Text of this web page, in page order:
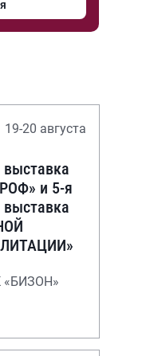
19-20 августа
выставка
и 5-я
выставка
«БИЗОН»